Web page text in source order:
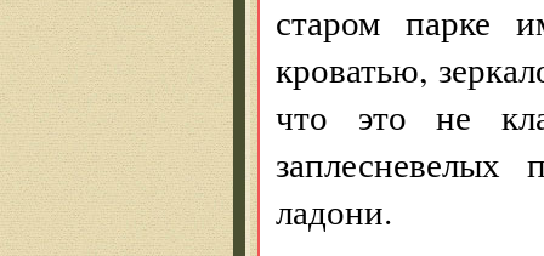
старом парке
кроватью,
что это не
заплесневелых
ладони.